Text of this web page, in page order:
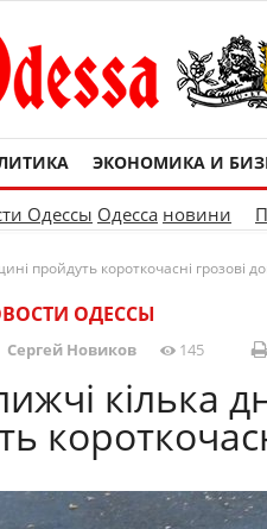
ЭКОНОМИКА И
Одессы Одесса новини
пройдуть короткочасні грозові
ОДЕССЫ
Сергей Новиков 145
кілька